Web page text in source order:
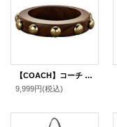
【COACH】コーチ ウッド グロメット バングル 〔日本未発売〕
9,999円(税込)